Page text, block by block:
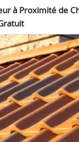
à Proximité de